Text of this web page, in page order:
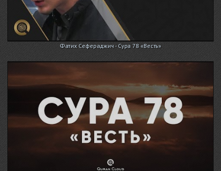
Фатих Сефераджич - Сура 78 «Весть»